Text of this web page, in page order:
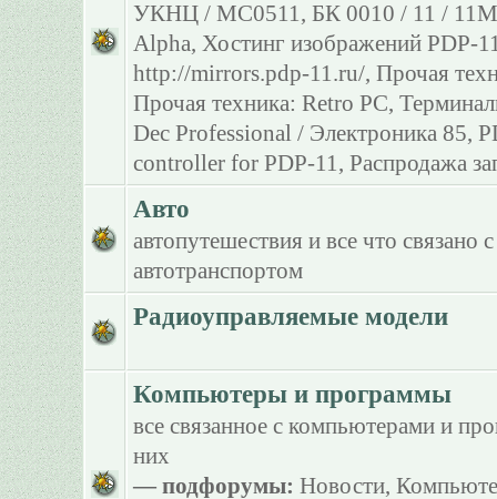
УКНЦ / МС0511 , БК 0010 / 11 / 11M
Alpha, Хостинг изображений PDP-
http://mirrors.pdp-11.ru/, Прочая
Прочая техника: Retro PC,
Dec Professional / Электроника 85,
controller for PDP-11 , Распродажа
Авто
автопутешествия и все что связано с
автотранспортом
Радиоуправляемые модели
Компьютеры и программы
все связанное с компьютерами и
них
— подфорумы: Новости,